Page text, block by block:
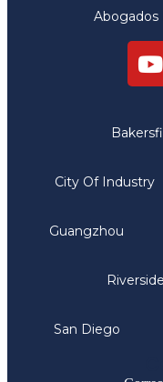
Abogados
City Of Industry
Guangzhou
Riverside
San Diego